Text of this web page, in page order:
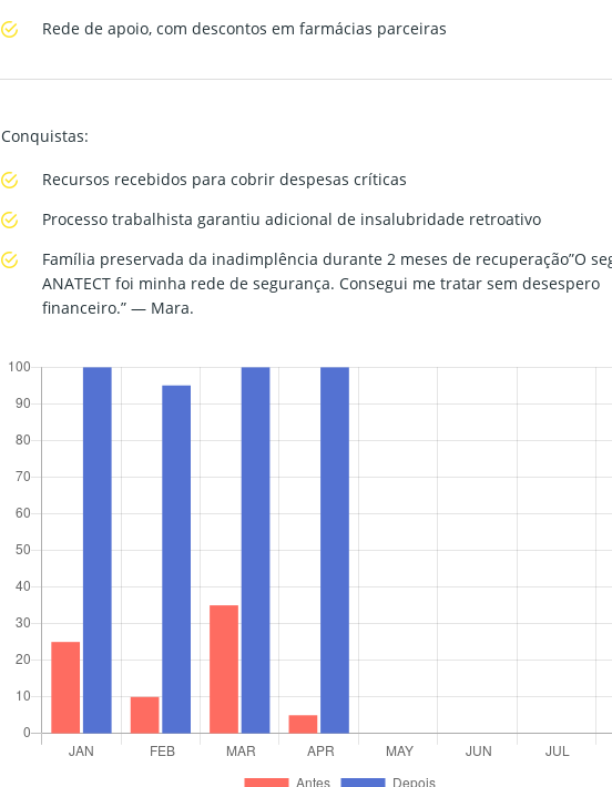
Rede de apoio, com descontos em farmácias parceiras
Conquistas:
Recursos recebidos para cobrir despesas críticas
Processo trabalhista garantiu adicional de insalubridade retroativo
Família preservada da inadimplência durante 2 meses de recuperação”O
ANATECT foi minha rede de segurança. Consegui me tratar sem desespero
financeiro.” — Mara.